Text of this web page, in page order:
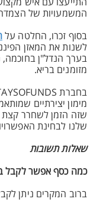
התייעצו עם איש
המשמעויות של הצמדה
בסוף זכרו, החלטה על
לשנות את המאזן
בערך הנדל"ן בחוכמה,
מזומנים בריא.
מימון יצירתיים
שזה הזמן לשחרר
שלנו לבחינת
שאלות תשובות
כמה כסף אפשר לקבל